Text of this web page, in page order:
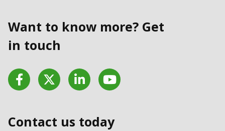
Want to know more? Get
in touch
FacebookTwitter LinkedInYouTube
Contact us today